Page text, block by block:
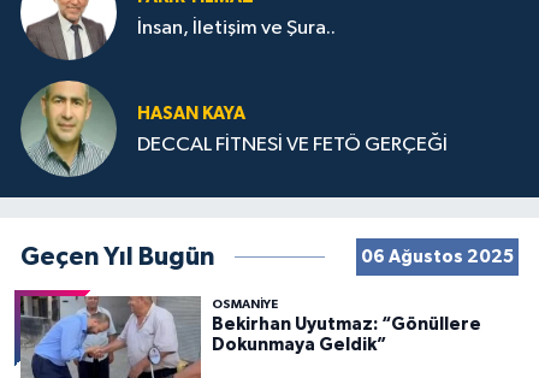
İnsan, İletişim ve Şura..
HASAN KAYA
DECCAL FİTNESİ VE FETÖ GERÇEĞİ
Geçen Yıl Bugün 06 Ağustos 2025
OSMANIYE
Bekirhan Uyutmaz: “Gönüllere
Dokunmaya Geldik”